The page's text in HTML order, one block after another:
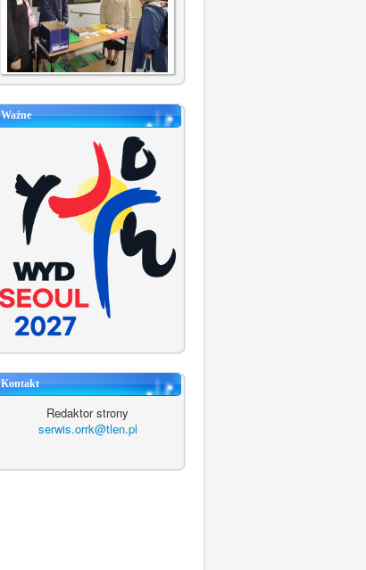
Ważne
Kontakt
Redaktor strony
serwis.orrk@tlen.pl